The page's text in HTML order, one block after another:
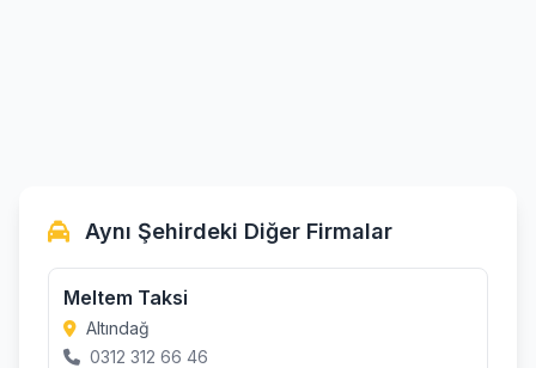
Aynı Şehirdeki Diğer Firmalar
Meltem Taksi
Altındağ
0312 312 66 46